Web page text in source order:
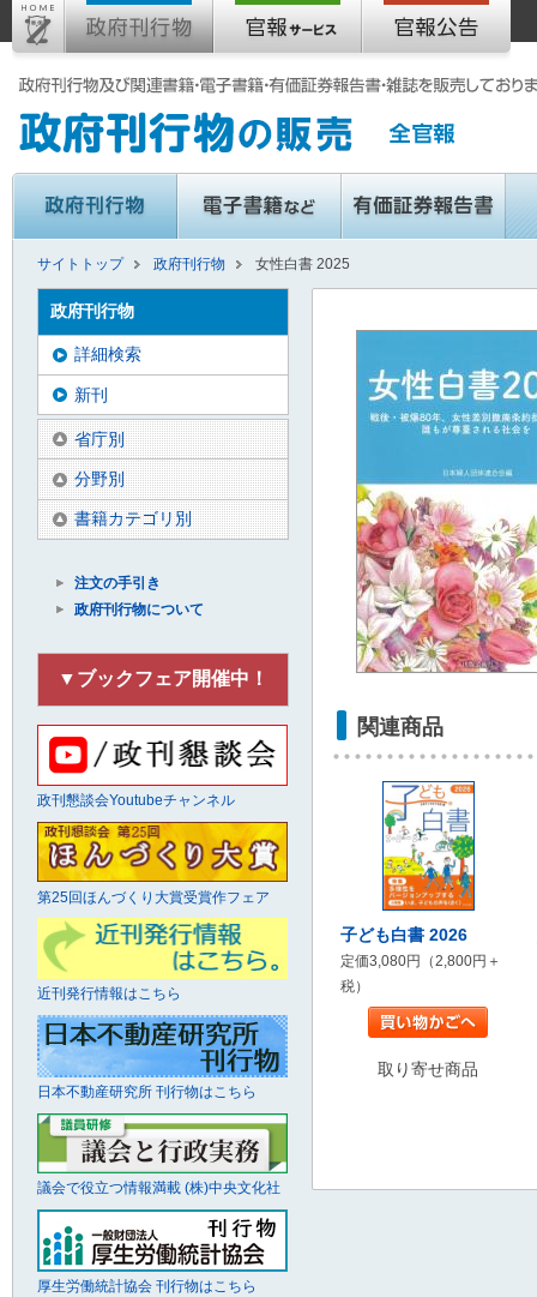
サイトトップ 政府刊行物 女性白書 2025
関連商品
子ども白書 2026
定価3,080円（2,800円＋
税）
取り寄せ商品
政府刊行物
詳細検索
新刊
省庁別
分野別
書籍カテゴリ別
注文の手引き
政府刊行物について
▼ブックフェア開催中！
政刊懇談会Youtubeチャンネル
第25回ほんづくり大賞受賞作フェア
近刊発行情報はこちら
日本不動産研究所 刊行物はこちら
議会で役立つ情報満載 (株)中央文化社
厚生労働統計協会 刊行物はこちら